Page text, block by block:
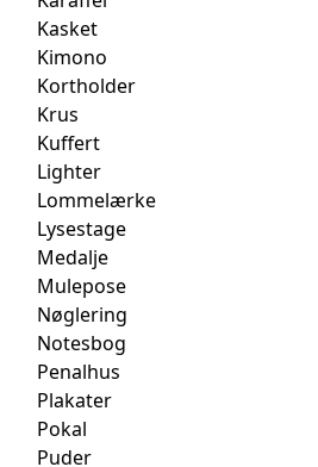
Kasket
Kimono
Kortholder
Krus
Kuffert
Lighter
Lommelærke
Lysestage
Medalje
Mulepose
Nøglering
Notesbog
Penalhus
Plakater
Pokal
Puder